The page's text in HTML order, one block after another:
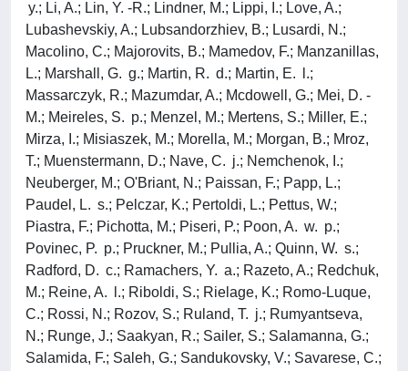
y.; Li, A.; Lin, Y. -R.; Lindner, M.; Lippi, I.; Love, A.;
Lubashevskiy, A.; Lubsandorzhiev, B.; Lusardi, N.;
Macolino, C.; Majorovits, B.; Mamedov, F.; Manzanillas,
L.; Marshall, G. g.; Martin, R. d.; Martin, E. l.;
Massarczyk, R.; Mazumdar, A.; Mcdowell, G.; Mei, D. -
M.; Meireles, S. p.; Menzel, M.; Mertens, S.; Miller, E.;
Mirza, I.; Misiaszek, M.; Morella, M.; Morgan, B.; Mroz,
T.; Muenstermann, D.; Nave, C. j.; Nemchenok, I.;
Neuberger, M.; O'Briant, N.; Paissan, F.; Papp, L.;
Paudel, L. s.; Pelczar, K.; Pertoldi, L.; Pettus, W.;
Piastra, F.; Pichotta, M.; Piseri, P.; Poon, A. w. p.;
Povinec, P. p.; Pruckner, M.; Pullia, A.; Quinn, W. s.;
Radford, D. c.; Ramachers, Y. a.; Razeto, A.; Redchuk,
M.; Reine, A. l.; Riboldi, S.; Rielage, K.; Romo-Luque,
C.; Rossi, N.; Rozov, S.; Ruland, T. j.; Rumyantseva,
N.; Runge, J.; Saakyan, R.; Sailer, S.; Salamanna, G.;
Salamida, F.; Saleh, G.; Sandukovsky, V.; Savarese, C.;